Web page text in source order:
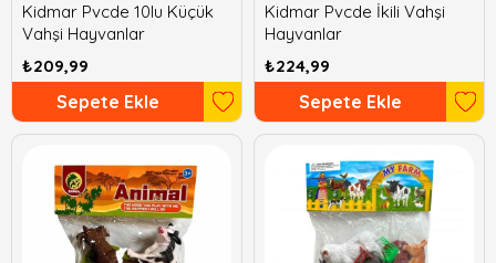
Kidmar Pvcde 10lu Küçük
Vahşi Hayvanlar
₺209,99
Sepete Ekle
Kidmar Pvcde İkili Vahşi
Hayvanlar
₺224,99
Sepete Ekle